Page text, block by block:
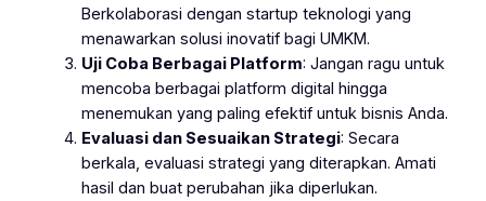
Berkolaborasi dengan startup teknologi yang
menawarkan solusi inovatif bagi UMKM.
Uji Coba Berbagai Platform: Jangan ragu untuk
mencoba berbagai platform digital hingga
menemukan yang paling efektif untuk bisnis Anda.
Evaluasi dan Sesuaikan Strategi: Secara
berkala, evaluasi strategi yang diterapkan. Amati
hasil dan buat perubahan jika diperlukan.